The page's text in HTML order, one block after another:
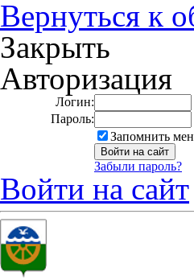
Вернуться к
Закрыть
Авторизация
Логин:
Пароль:
Запомнить
Забыли пароль?
Войти на сайт